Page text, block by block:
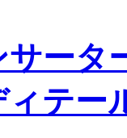
サータ
ィテー